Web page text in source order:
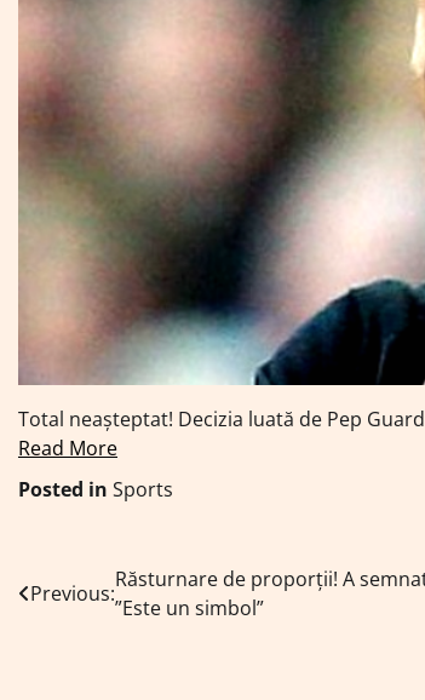
Total neașteptat! Decizia luată de Pep
Read More
Posted in Sports
Navigare
Previous:
Răsturnare de proporții! A semnat
”Este un simbol”